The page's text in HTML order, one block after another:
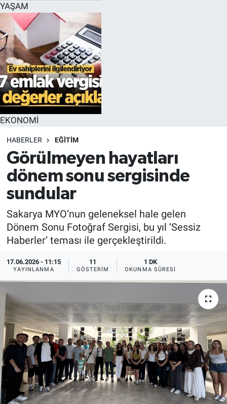
YAŞAM
EKONOMİ
HABERLER EĞİTİM
Görülmeyen hayatları
dönem sonu sergisinde
sundular
Sakarya MYO’nun geleneksel hale gelen
Dönem Sonu Fotoğraf Sergisi, bu yıl ‘Sessiz
Haberler’ teması ile gerçekleştirildi.
17.06.2026 - 11:15
YAYINLANMA
11
GÖSTERIM
1 DK
OKUNMA SÜRESI